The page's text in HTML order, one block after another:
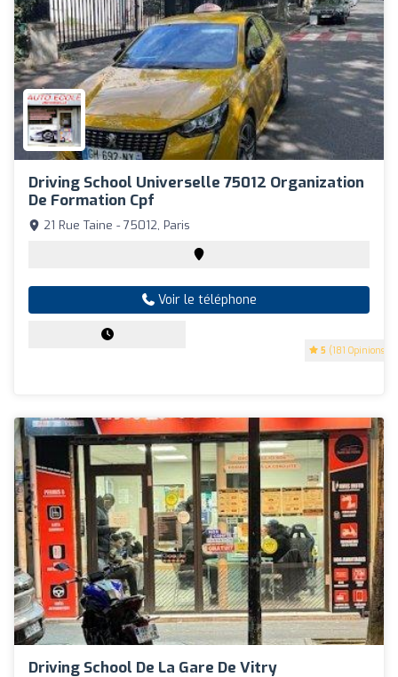
Driving School Universelle 75012 Organization
De Formation Cpf
5 (181 Opinions)
21 Rue Taine - 75012, Paris
Voir le téléphone
Driving School De La Gare De Vitry